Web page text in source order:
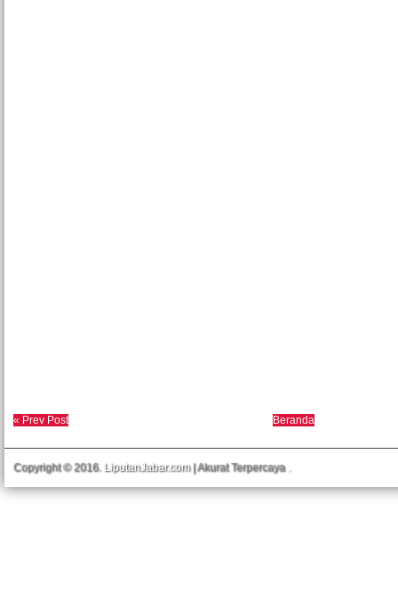
« Prev Post Beranda
Copyright © 2016. LiputanJabar.com| Akurat Terpercaya